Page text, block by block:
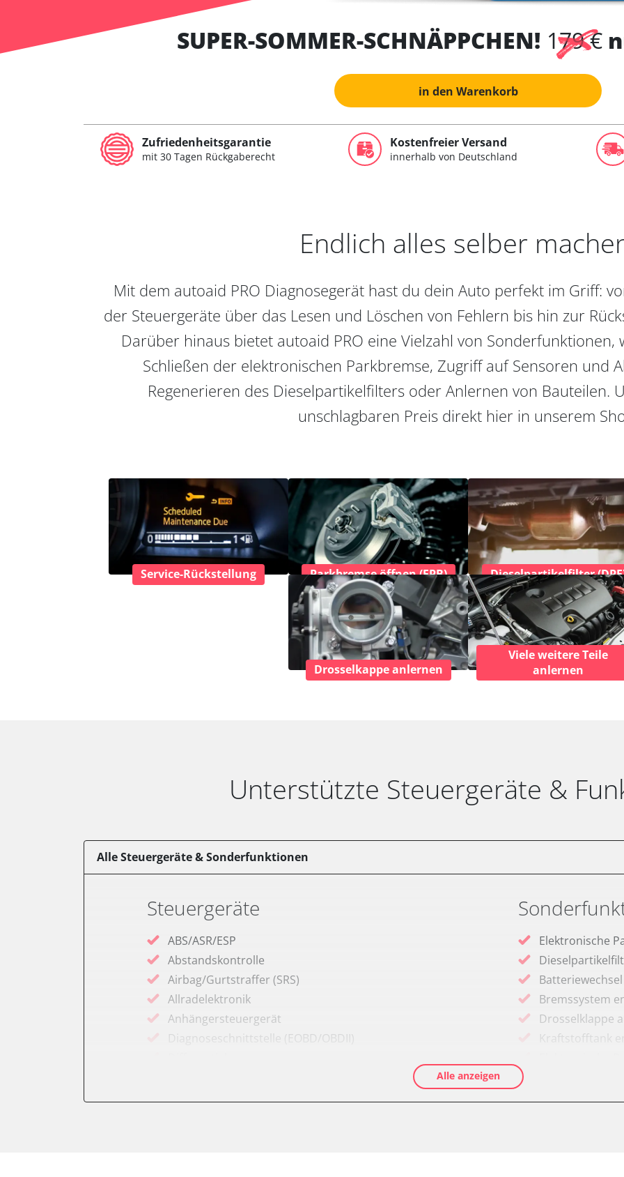
SUPER-SOMMER-SCHNÄPPCHEN! 179 €
in den Warenkorb
Zufriedenheitsgarantie
mit 30 Tagen Rückgaberecht
Kostenfreier Versand
innerhalb von Deutschland
Endlich alles selber
Mit dem autoaid PRO Diagnosegerät hast du dein Auto perfekt im Griff:
der Steuergeräte über das Lesen und Löschen von Fehlern bis hin zur
Darüber hinaus bietet autoaid PRO eine Vielzahl von Sonderfunktionen,
Schließen der elektronischen Parkbremse, Zugriff auf Sensoren und
Regenerieren des Dieselpartikelfilters oder Anlernen von Bauteilen.
unschlagbaren Preis direkt hier in unserem
Service-Rückstellung Parkbremse öffnen (EPB) Dieselpartikelfilter
Drosselkappe anlernen
Viele weitere Teile
anlernen
Unterstützte Steuergeräte &
Alle Steuergeräte & Sonderfunktionen
Steuergeräte
ABS/ASR/ESP
Abstandskontrolle
Airbag/Gurtstraffer (SRS)
Allradelektronik
Anhängersteuergerät
Diagnoseschnittstelle (EOBD/OBDII)
Elektronische
Batteriewechsel
Bremssystem
Drosselklappe
Kraftstofftank
Alle anzeigen